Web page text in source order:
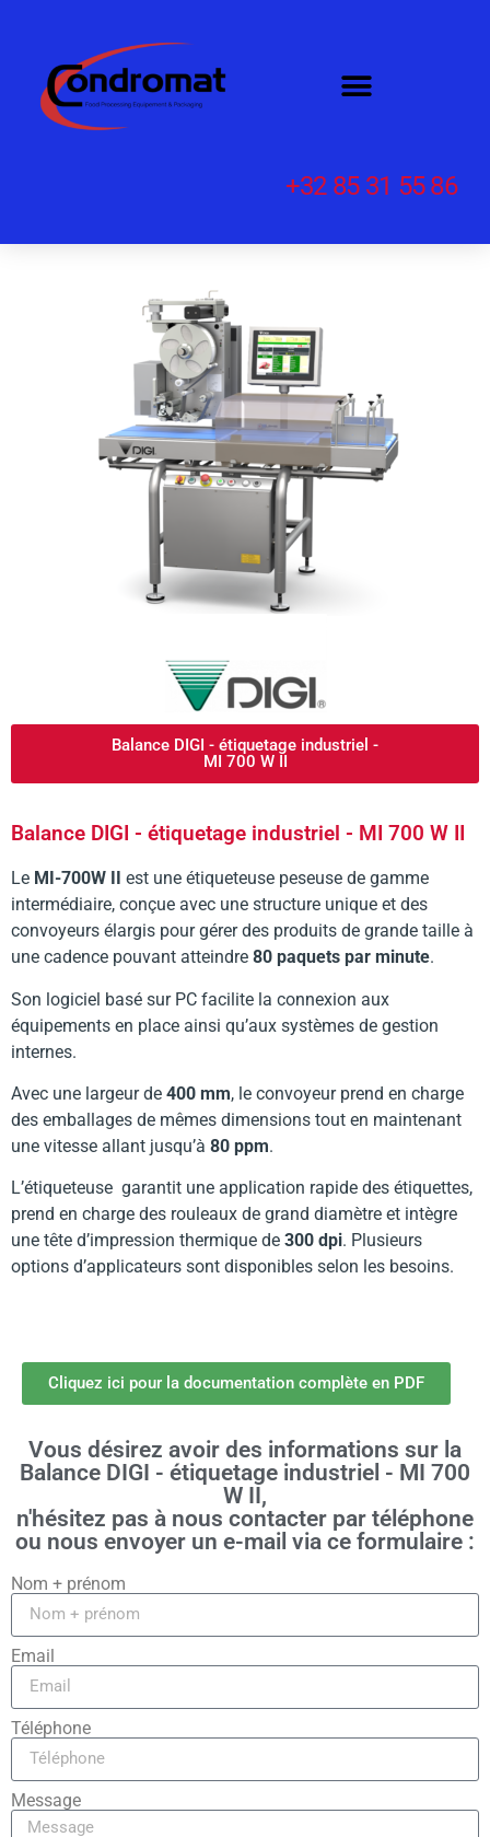
+32 85 31 55 86
Balance DIGI - étiquetage industriel -
MI 700 W II
Balance DIGI - étiquetage industriel - MI 700 W II
Le MI-700W II est une étiqueteuse peseuse de gamme
intermédiaire, conçue avec une structure unique et des
convoyeurs élargis pour gérer des produits de grande taille à
une cadence pouvant atteindre 80 paquets par minute.
Son logiciel basé sur PC facilite la connexion aux
équipements en place ainsi qu’aux systèmes de gestion
internes.
Avec une largeur de 400 mm, le convoyeur prend en charge
des emballages de mêmes dimensions tout en maintenant
une vitesse allant jusqu’à 80 ppm.
L’étiqueteuse garantit une application rapide des étiquettes,
prend en charge des rouleaux de grand diamètre et intègre
une tête d’impression thermique de 300 dpi. Plusieurs
options d’applicateurs sont disponibles selon les besoins.
Cliquez ici pour la documentation complète en PDF
Vous désirez avoir des informations sur la
Balance DIGI - étiquetage industriel - MI 700
W II,
n'hésitez pas à nous contacter par téléphone
ou nous envoyer un e-mail via ce formulaire :
Nom + prénom
Email
Téléphone
Message